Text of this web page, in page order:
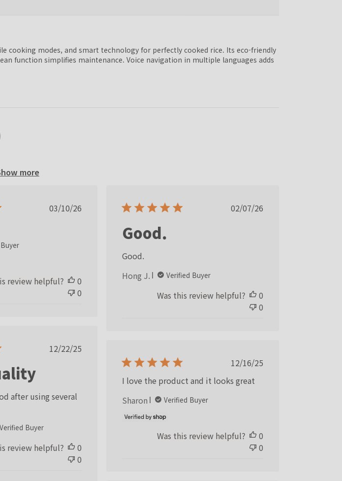
cooking modes, and smart technology for perfectly cooked rice. Its eco-friendly
function simplifies maintenance. Voice navigation in multiple languages adds
more
Published
03/10/26
review helpful?
0
0
Published
02/07/26
Good.
Good.
Hong J.
Verified Buyer
Was this review helpful?
0
0
Published
12/22/25
after using several
Verified Buyer
review helpful?
0
0
Published
12/16/25
I love the product and it looks great
Sharon
Verified Buyer
Was this review helpful?
0
0